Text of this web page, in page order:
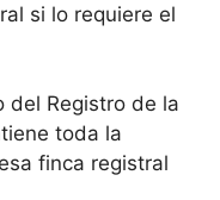
si lo requiere el
del Registro de la
toda la
finca registral